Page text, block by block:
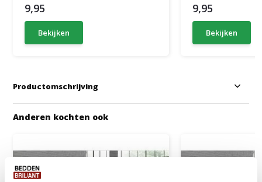
9,95
Bekijken
9,95
Bekijken
Productomschrijving
Anderen kochten ook